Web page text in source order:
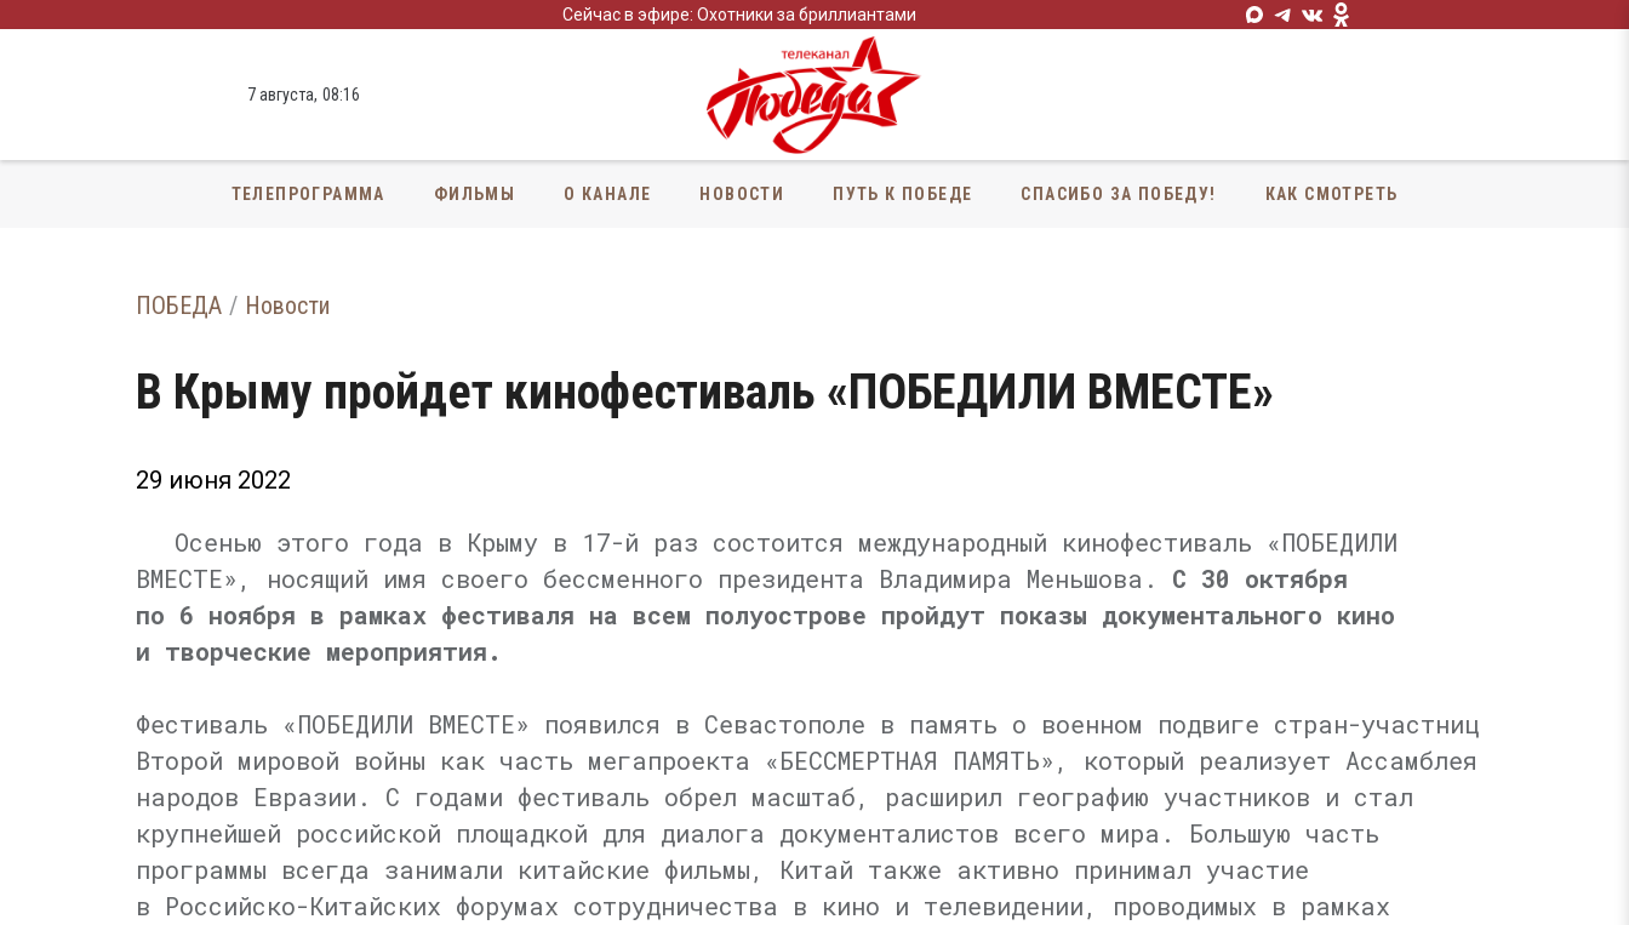
Сейчас в эфире: Охотники за бриллиантами
7 августа, 08:16
ТЕЛЕПРОГРАММА ФИЛЬМЫ О КАНАЛЕ НОВОСТИ ПУТЬ К ПОБЕДЕ СПАСИБО ЗА ПОБЕДУ! КАК СМОТРЕТЬ
ПОБЕДА Новости
В Крыму пройдет кинофестиваль «ПОБЕДИЛИ ВМЕСТЕ»
29 июня 2022
Осенью этого года в Крыму в 17-й раз состоится международный кинофестиваль «ПОБЕДИЛИ
ВМЕСТЕ», носящий имя своего бессменного президента Владимира Меньшова. С 30 октября
по 6 ноября в рамках фестиваля на всем полуострове пройдут показы документального кино
и творческие мероприятия.
Фестиваль «ПОБЕДИЛИ ВМЕСТЕ» появился в Севастополе в память о военном подвиге стран-участниц
Второй мировой войны как часть мегапроекта «БЕССМЕРТНАЯ ПАМЯТЬ», который реализует Ассамблея
народов Евразии. С годами фестиваль обрел масштаб, расширил географию участников и стал
крупнейшей российской площадкой для диалога документалистов всего мира. Большую часть
программы всегда занимали китайские фильмы, Китай также активно принимал участие
в Российско-Китайских форумах сотрудничества в кино и телевидении, проводимых в рамках